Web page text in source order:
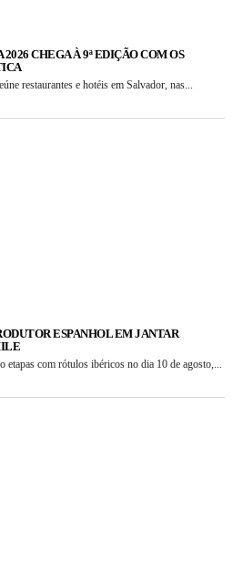
CHEGA À 9ª EDIÇÃO COM OS
restaurantes e hotéis em Salvador, nas...
ESPANHOL EM JANTAR
com rótulos ibéricos no dia 10 de agosto,...